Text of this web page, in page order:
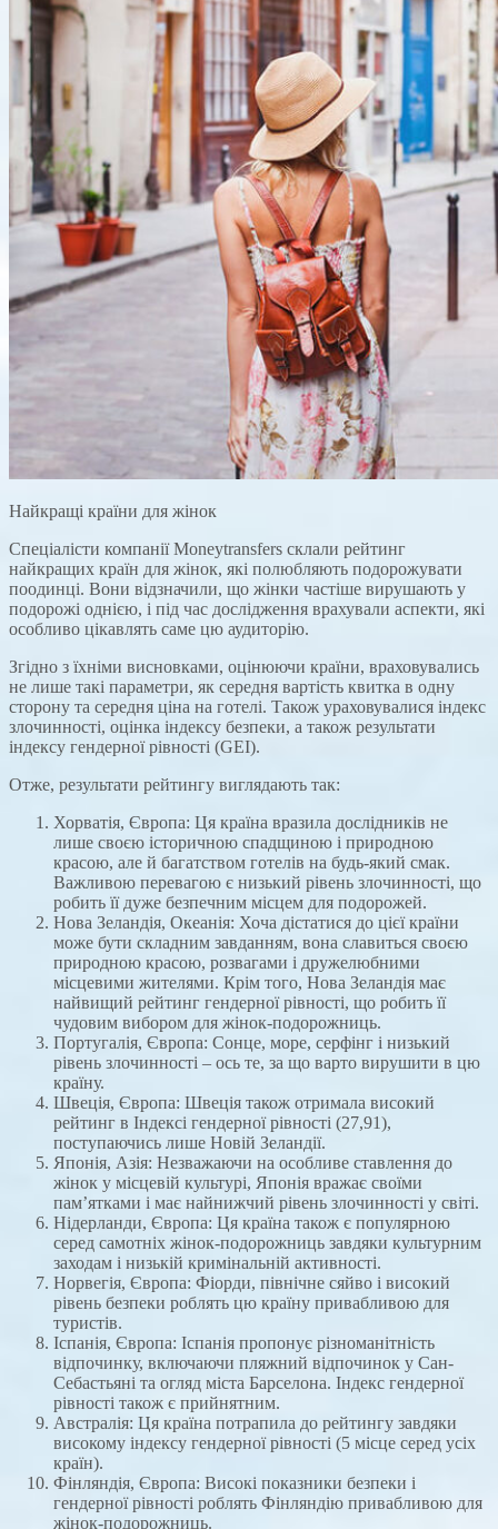
Найкращі країни для жінок
Спеціалісти компанії Moneytransfers склали рейтинг
найкращих країн для жінок, які полюбляють подорожувати
поодинці. Вони відзначили, що жінки частіше вирушають у
подорожі однією, і під час дослідження врахували аспекти, які
особливо цікавлять саме цю аудиторію.
Згідно з їхніми висновками, оцінюючи країни, враховувались
не лише такі параметри, як середня вартість квитка в одну
сторону та середня ціна на готелі. Також ураховувалися індекс
злочинності, оцінка індексу безпеки, а також результати
індексу гендерної рівності (GEI).
Отже, результати рейтингу виглядають так:
Хорватія, Європа: Ця країна вразила дослідників не
лише своєю історичною спадщиною і природною
красою, але й багатством готелів на будь-який смак.
Важливою перевагою є низький рівень злочинності, що
робить її дуже безпечним місцем для подорожей.
Нова Зеландія, Океанія: Хоча дістатися до цієї країни
може бути складним завданням, вона славиться своєю
природною красою, розвагами і дружелюбними
місцевими жителями. Крім того, Нова Зеландія має
найвищий рейтинг гендерної рівності, що робить її
чудовим вибором для жінок-подорожниць.
Португалія, Європа: Сонце, море, серфінг і низький
рівень злочинності – ось те, за що варто вирушити в цю
країну.
Швеція, Європа: Швеція також отримала високий
рейтинг в Індексі гендерної рівності (27,91),
поступаючись лише Новій Зеландії.
Японія, Азія: Незважаючи на особливе ставлення до
жінок у місцевій культурі, Японія вражає своїми
пам’ятками і має найнижчий рівень злочинності у світі.
Нідерланди, Європа: Ця країна також є популярною
серед самотніх жінок-подорожниць завдяки культурним
заходам і низькій кримінальній активності.
Норвегія, Європа: Фіорди, північне сяйво і високий
рівень безпеки роблять цю країну привабливою для
туристів.
Іспанія, Європа: Іспанія пропонує різноманітність
відпочинку, включаючи пляжний відпочинок у Сан-
Себастьяні та огляд міста Барселона. Індекс гендерної
рівності також є прийнятним.
Австралія: Ця країна потрапила до рейтингу завдяки
високому індексу гендерної рівності (5 місце серед усіх
країн).
Фінляндія, Європа: Високі показники безпеки і
гендерної рівності роблять Фінляндію привабливою для
жінок-подорожниць.